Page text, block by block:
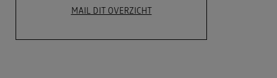
MAIL DIT OVERZICHT